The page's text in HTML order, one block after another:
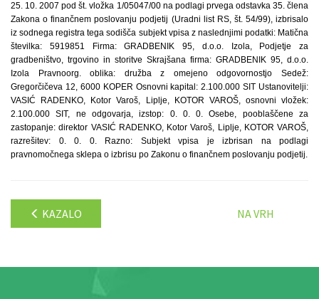
25. 10. 2007 pod št. vložka 1/05047/00 na podlagi prvega odstavka 35. člena
Zakona o finančnem poslovanju podjetij (Uradni list RS, št. 54/99), izbrisalo
iz sodnega registra tega sodišča subjekt vpisa z naslednjimi podatki: Matična
številka: 5919851 Firma: GRADBENIK 95, d.o.o. Izola, Podjetje za
gradbeništvo, trgovino in storitve Skrajšana firma: GRADBENIK 95, d.o.o.
Izola Pravnoorg. oblika: družba z omejeno odgovornostjo Sedež:
Gregorčičeva 12, 6000 KOPER Osnovni kapital: 2.100.000 SIT Ustanovitelji:
VASIĆ RADENKO, Kotor Varoš, Liplje, KOTOR VAROŠ, osnovni vložek:
2.100.000 SIT, ne odgovarja, izstop: 0. 0. 0. Osebe, pooblaščene za
zastopanje: direktor VASIĆ RADENKO, Kotor Varoš, Liplje, KOTOR VAROŠ,
razrešitev: 0. 0. 0. Razno: Subjekt vpisa je izbrisan na podlagi
pravnomočnega sklepa o izbrisu po Zakonu o finančnem poslovanju podjetij.
KAZALO NA VRH